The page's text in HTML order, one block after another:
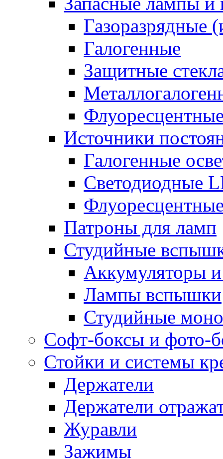
Газоразрядные
Галогенные
Защитные
Источники
Галогенные
Светодиодные
Патроны для ламп
Студийные
Аккумуляторы
Лампы вспышки
Студийные
Софт-боксы и фото-
Стойки и системы
Держатели
Держатели
Журавли
Зажимы